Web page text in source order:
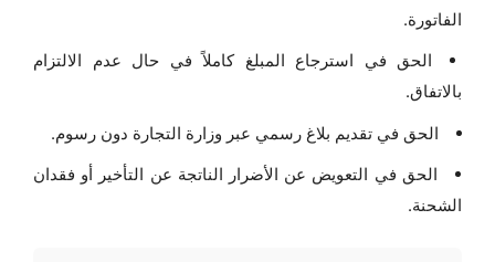
الفاتورة.
الحق في استرجاع المبلغ كاملاً في حال عدم الالتزام
بالاتفاق.
الحق في تقديم بلاغ رسمي عبر وزارة التجارة دون رسوم.
الحق في التعويض عن الأضرار الناتجة عن التأخير أو فقدان
الشحنة.